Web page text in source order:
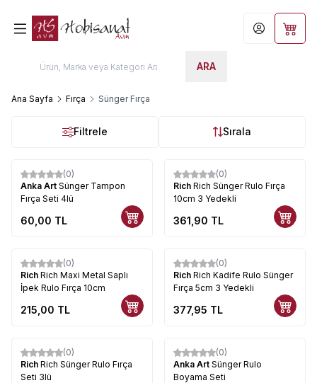
ARA
Hesabım
Ana Sayfa Fırça Sünger Fırça
Filtrele Sırala
(0)
Anka Art Sünger Tampon
Fırça Seti 4lü
60,00 TL
(0)
Rich Rich Sünger Rulo Fırça
10cm 3 Yedekli
361,90 TL
(0)
Rich Rich Maxi Metal Saplı
İpek Rulo Fırça 10cm
215,00 TL
(0)
Rich Rich Kadife Rulo Sünger
Fırça 5cm 3 Yedekli
377,95 TL
(0)
Rich Rich Sünger Rulo Fırça
Seti 3lü
(0)
Anka Art Sünger Rulo
Boyama Seti